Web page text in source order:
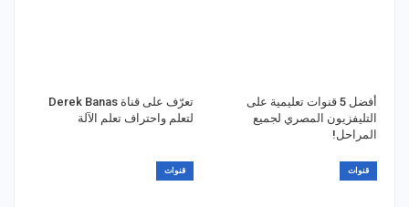
أفضل 5 قنوات تعليمية على
التليفزيون المصري لجميع
المراحل!
تعرّف على قناة Derek Banas
لتعلم واحتراف تعلم الآلة
قنوات قنوات